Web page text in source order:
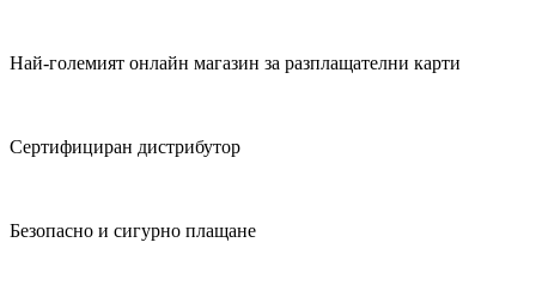
Най-големият онлайн магазин за разплащателни карти
Сертифициран дистрибутор
Безопасно и сигурно плащане